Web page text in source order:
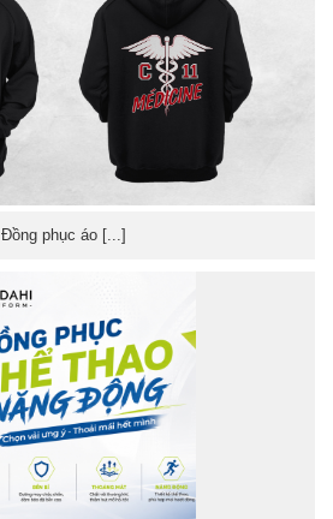
Đồng phục áo [...]